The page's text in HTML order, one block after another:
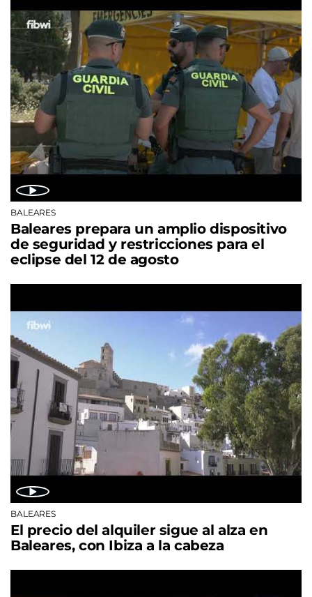
BALEARES
Baleares prepara un amplio dispositivo
de seguridad y restricciones para el
eclipse del 12 de agosto
BALEARES
El precio del alquiler sigue al alza en
Baleares, con Ibiza a la cabeza